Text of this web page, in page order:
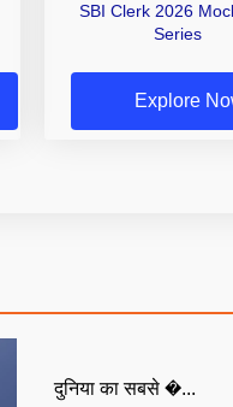
SBI Clerk 2026
Series
Explore
दुनिया का सबसे �...